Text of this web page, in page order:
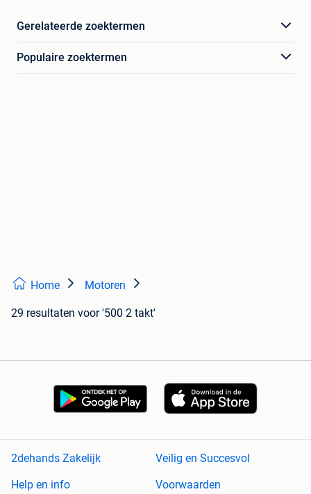
Gerelateerde zoektermen
Populaire zoektermen
Home Motoren
29 resultaten voor '500 2 takt'
2dehands Zakelijk
Veilig en Succesvol
Help en info
Voorwaarden